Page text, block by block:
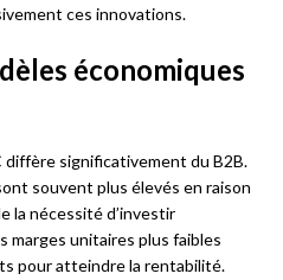
ces innovations.
économiques
diffère significativement du B2B.
souvent plus élevés en raison
la nécessité d’investir
marges unitaires plus faibles
pour atteindre la rentabilité.